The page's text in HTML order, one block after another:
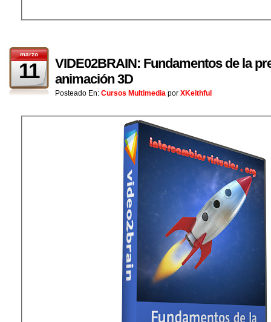
marzo
11
VIDE02BRAIN: Fundamentos de la
animación 3D
Posteado En: Cursos Multimedia por XKeithful